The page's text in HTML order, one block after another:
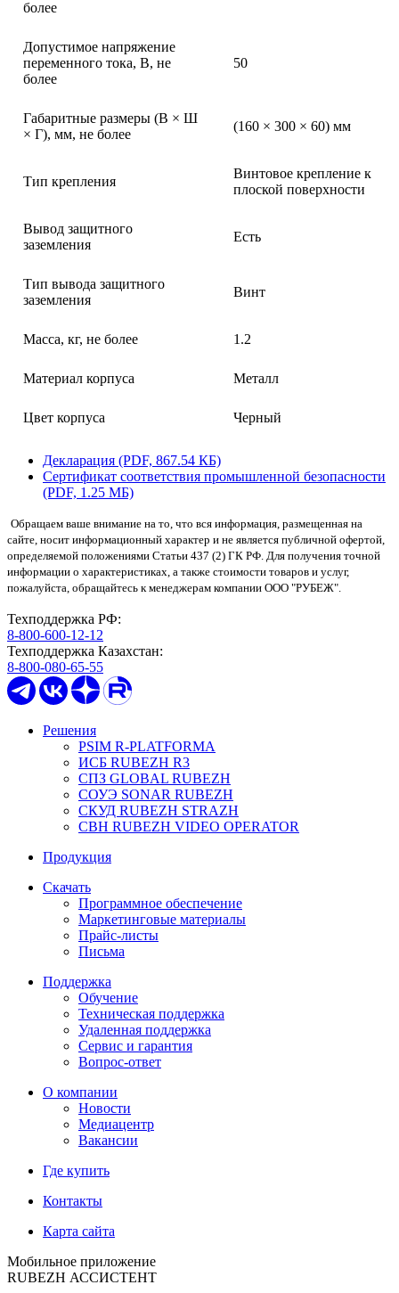
более
Допустимое напряжение
переменного тока, В, не
более
50
Габаритные размеры (В × Ш
× Г), мм, не более
(160 × 300 × 60) мм
Тип крепления
Винтовое крепление к
плоской поверхности
Вывод защитного
заземления
Есть
Тип вывода защитного
заземления
Винт
Масса, кг, не более 1.2
Материал корпуса Металл
Цвет корпуса Черный
Декларация (PDF, 867.54 КБ)
Сертификат соответствия промышленной безопасности
(PDF, 1.25 МБ)
Обращаем ваше внимание на то, что вся информация, размещенная на
сайте, носит информационный характер и не является публичной офертой,
определяемой положениями Статьи 437 (2) ГК РФ. Для получения точной
информации о характеристиках, а также стоимости товаров и услуг,
пожалуйста, обращайтесь к менеджерам компании ООО "РУБЕЖ".
Техподдержка РФ:
8-800-600-12-12
Техподдержка Казахстан:
8-800-080-65-55
Решения
PSIM R-PLATFORMA
ИСБ RUBEZH R3
СПЗ GLOBAL RUBEZH
СОУЭ SONAR RUBEZH
СКУД RUBEZH STRAZH
СВН RUBEZH VIDEO OPERATOR
Продукция
Скачать
Программное обеспечение
Маркетинговые материалы
Прайс-листы
Письма
Поддержка
Обучение
Техническая поддержка
Удаленная поддержка
Сервис и гарантия
Вопрос-ответ
О компании
Новости
Медиацентр
Вакансии
Где купить
Контакты
Карта сайта
Мобильное приложение
RUBEZH АССИСТЕНТ